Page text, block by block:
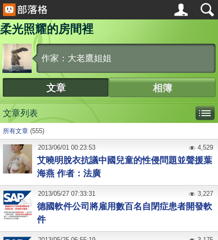
柔光照耀的房間裡
作家：大老鷹姐姐
文章 相簿
文章列表
所有文章 (555)
艾曉明脫衣抗議中國兒童的性侵問題並聲援葉
海燕 作者：法廣
2013/06/01 00:23:53 4,529
德國軟件公司將雇用數百名自閉症患者開發軟
件
2013/05/27 07:33:31 3,227